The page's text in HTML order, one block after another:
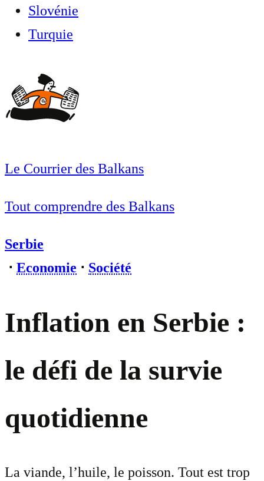
Slovénie
Turquie
Le Courrier des Balkans
Tout comprendre des Balkans
Serbie
⋅ Economie ⋅ Société
Inflation en Serbie :
le défi de la survie
quotidienne
La viande, l’huile, le poisson. Tout est trop